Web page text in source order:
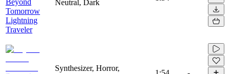
Tomorrow
Lightning
Traveler
Neutral, Dark
Synthesizer, Horror,